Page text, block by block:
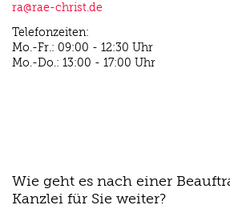
ra@rae-christ.de
Telefonzeiten:
Mo.-Fr.: 09:00 - 12:30 Uhr
Mo.-Do.: 13:00 - 17:00 Uhr
Wie geht es nach einer
Kanzlei für Sie weiter?